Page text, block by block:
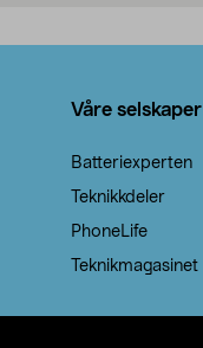
Våre selskaper
Batteriexperten
Teknikkdeler
PhoneLife
Teknikmagasinet